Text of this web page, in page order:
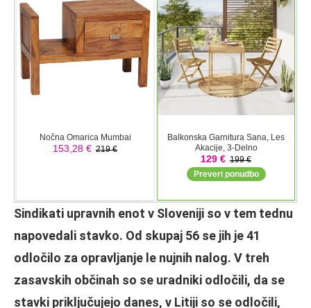
Sindikati upravnih enot v Sloveniji so v tem tednu
napovedali stavko. Od skupaj 56 se jih je 41
odločilo za opravljanje le nujnih nalog. V treh
zasavskih občinah so se uradniki odločili, da se
stavki priključujejo danes, v Litiji so se odločili,